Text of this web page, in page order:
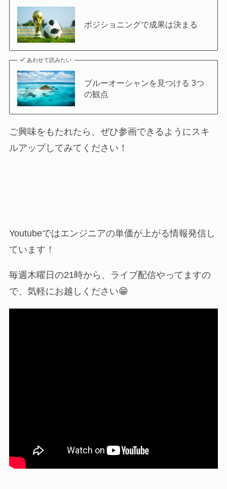
ポジショニングで成果は決まる
あわせて読みたい
ブルーオーシャンを見つける 3つ
の観点
ご興味をもたれたら、ぜひ参画できるようにスキ
ルアップしてみてください！
Youtubeではエンジニアの単価が上がる情報発信し
ています！
毎週木曜日の21時から、ライブ配信やってますの
で、気軽にお越しください😁